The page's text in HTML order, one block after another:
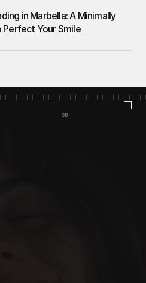
in Marbella: A Minimally
Perfect Your Smile